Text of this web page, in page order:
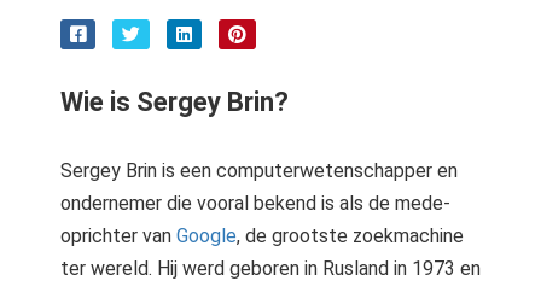
Wie is Sergey Brin?
Sergey Brin is een computerwetenschapper en
ondernemer die vooral bekend is als de mede-
oprichter van Google, de grootste zoekmachine
ter wereld. Hij werd geboren in Rusland in 1973 en